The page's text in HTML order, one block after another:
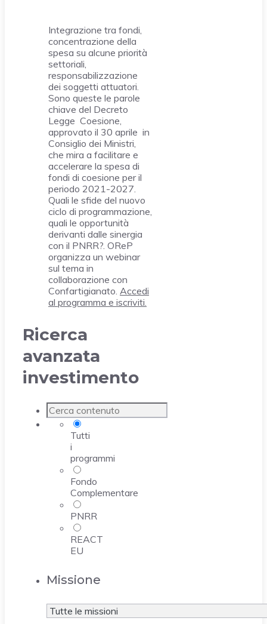
Integrazione tra fondi,
concentrazione della
spesa su alcune priorità
settoriali,
responsabilizzazione
dei soggetti attuatori.
Sono queste le parole
chiave del Decreto
Legge Coesione,
approvato il 30 aprile in
Consiglio dei Ministri,
che mira a facilitare e
accelerare la spesa di
fondi di coesione per il
periodo 2021-2027.
Quali le sfide del nuovo
ciclo di programmazione,
quali le opportunità
derivanti dalle sinergia
con il PNRR?. OReP
organizza un webinar
sul tema in
collaborazione con
Confartigianato. Accedi
al programma e iscriviti.
Ricerca
avanzata
investimento
Tutti
i
programmi
Fondo
Complementare
PNRR
REACT
EU
Missione